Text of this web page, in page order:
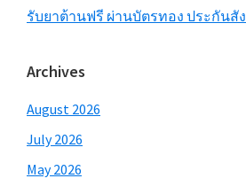
รับยาต้านฟรี ผ่านบัตรทอง ประกัน
Archives
August 2026
July 2026
May 2026